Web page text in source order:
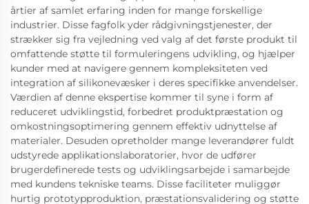
årtier af samlet erfaring inden for mange forskellige
industrier. Disse fagfolk yder rådgivningstjenester, der
strækker sig fra vejledning ved valg af det første produkt til
omfattende støtte til formuleringens udvikling, og hjælper
kunder med at navigere gennem kompleksiteten ved
integration af silikonevæsker i deres specifikke anvendelser.
Værdien af denne ekspertise kommer til syne i form af
reduceret udviklingstid, forbedret produktpræstation og
omkostningsoptimering gennem effektiv udnyttelse af
materialer. Desuden opretholder mange leverandører fuldt
udstyrede applikationslaboratorier, hvor de udfører
brugerdefinerede tests og udviklingsarbejde i samarbejde
med kundens tekniske teams. Disse faciliteter muliggør
hurtig prototypproduktion, præstationsvalidering og støtte